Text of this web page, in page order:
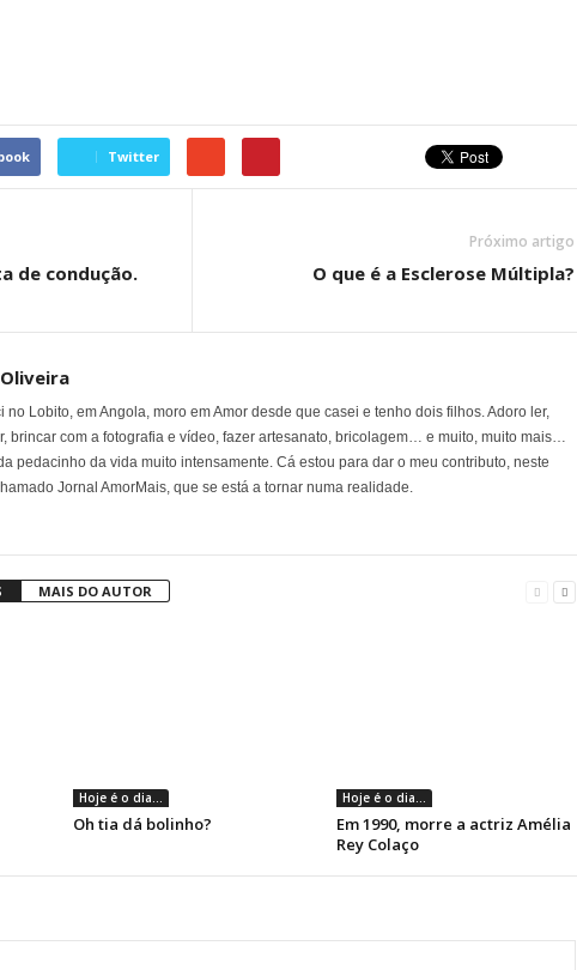
Twitter
de condução.
Próximo artigo
O que é a Esclerose Múltipla?
no Lobito, em Angola, moro em Amor desde que casei e tenho dois filhos. Adoro ler,
brincar com a fotografia e vídeo, fazer artesanato, bricolagem… e muito, muito mais…
pedacinho da vida muito intensamente. Cá estou para dar o meu contributo, neste
Jornal AmorMais, que se está a tornar numa realidade.
MAIS DO AUTOR
Hoje é o dia...
Oh tia dá bolinho?
Hoje é o dia...
Em 1990, morre a actriz Amélia
Rey Colaço